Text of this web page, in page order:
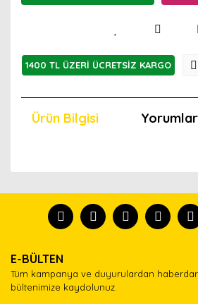
1400 TL ÜZERİ ÜCRETSİZ KARGO
Ürün Bilgisi Yorumlar
tanısın.
formunu kullanarak tarafımıza
Görüş ve önerileriniz için teşekkür
Ürün açıklamasında eksik bilgiler
Ürün bilgilerinde hatalar bulunuyor.
E-BÜLTEN
Tüm kampanya ve duyurulardan
bültenimize kaydolunuz.